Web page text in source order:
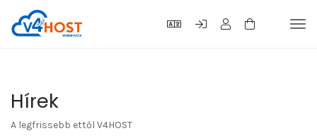
Hírek
A legfrissebb ettől V4HOST